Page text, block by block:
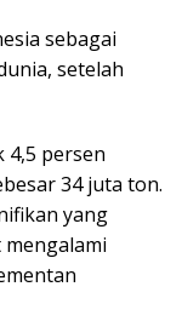
sebagai
setelah
4,5 persen
34 juta ton.
yang